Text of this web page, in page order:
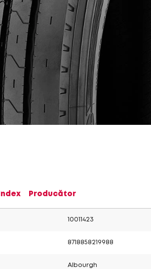
Producător
10011423
8718858219988
Albourgh